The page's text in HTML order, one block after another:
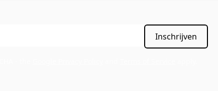
Inschrijven